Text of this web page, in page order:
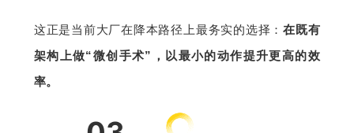
这正是当前大厂在降本路径上最务实的选择：在既有
架构上做“微创手术”，以最小的动作提升更高的效
率。